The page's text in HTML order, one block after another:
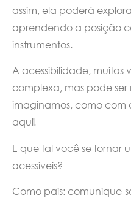
assim, ela poderá
aprendendo a posição
instrumentos.
A acessibilidade, muitas
complexa, mas pode ser
imaginamos, como com
aqui!
E que tal você se tornar
acessíveis?
Como pais: comunique-